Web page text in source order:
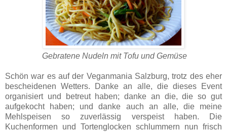
Gebratene Nudeln mit Tofu und Gemüse
Schön war es auf der Veganmania Salzburg, trotz des eher
bescheidenen Wetters. Danke an alle, die dieses Event
organisiert und betreut haben; danke an die, die so gut
aufgekocht haben; und danke auch an alle, die meine
Mehlspeisen so zuverlässig verspeist haben. Die
Kuchenformen und Tortenglocken schlummern nun frisch